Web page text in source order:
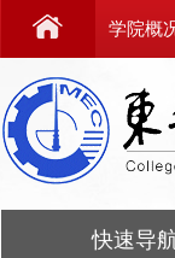
学院概
快速导